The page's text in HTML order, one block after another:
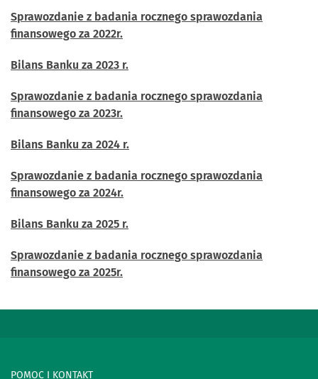
Sprawozdanie z badania rocznego sprawozdania
finansowego za 2022r.
Bilans Banku za 2023 r.
Sprawozdanie z badania rocznego sprawozdania
finansowego za 2023r.
Bilans Banku za 2024 r.
Sprawozdanie z badania rocznego sprawozdania
finansowego za 2024r.
Bilans Banku za 2025 r.
Sprawozdanie z badania rocznego sprawozdania
finansowego za 2025r.
POMOC I KONTAKT